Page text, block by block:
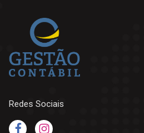
Redes Sociais